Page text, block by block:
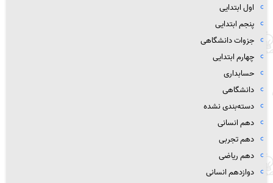
اول ابتدایی
پنجم ابتدایی
جزوات دانشگاهی
چهارم ابتدایی
حسابداری
دانشگاهی
دسته‌بندی نشده
دهم انسانی
دهم تجربی
دهم ریاضی
دوازدهم انسانی